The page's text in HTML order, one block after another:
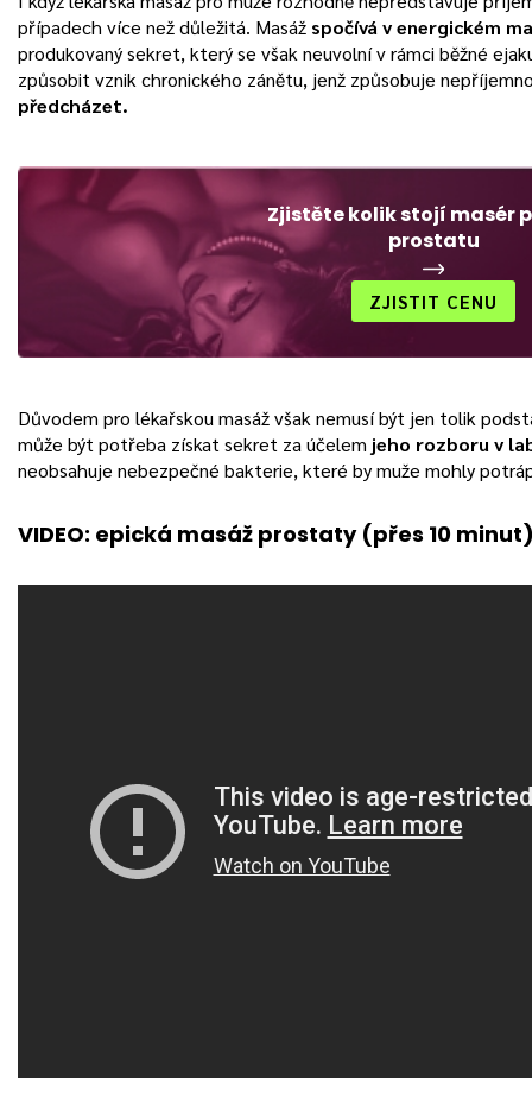
případech více než důležitá. Masáž spočívá v energickém
produkovaný sekret, který se však neuvolní v rámci běžné
způsobit vznik chronického zánětu, jenž způsobuje
předcházet.
Zjistěte kolik stojí masér
prostatu
ZJISTIT CENU
Důvodem pro lékařskou masáž však nemusí být jen tolik
může být potřeba získat sekret za účelem jeho rozboru v
neobsahuje nebezpečné bakterie, které by muže mohly
VIDEO: epická masáž prostaty (přes 10